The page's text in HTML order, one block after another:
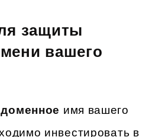
защиты
вашего
имя вашего
инвестировать в